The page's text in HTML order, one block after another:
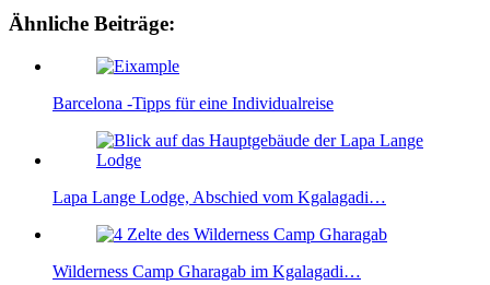
Ähnliche Beiträge:
Barcelona -Tipps für eine Individualreise
Lapa Lange Lodge, Abschied vom Kgalagadi…
Wilderness Camp Gharagab im Kgalagadi…